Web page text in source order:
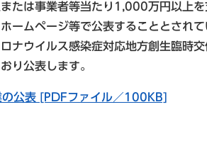
たは事業者等当たり1,000万円以上
ームページ等で公表することとされて
ナウイルス感染症対応地方創生臨時
り公表します。
の公表 [PDFファイル／100KB]